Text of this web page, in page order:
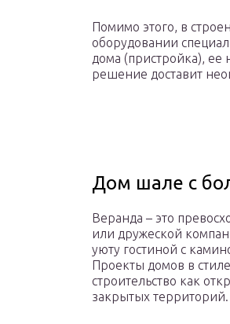
Помимо этого, в
оборудовании
дома (пристройка), ее
решение доставит
Дом шале с
Веранда – это
или дружеской
уюту гостиной с
Проекты домов в
строительство как
закрытых территорий.